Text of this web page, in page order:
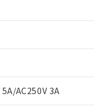
AC250V 3A
RoHS指令（10物質